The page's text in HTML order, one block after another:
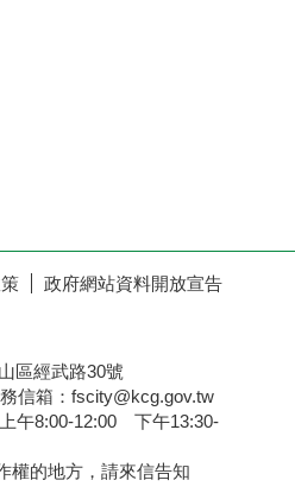
政府網站資料開放宣告
區經武路30號
箱：fscity@kcg.gov.tw
午8:00-12:00 下午13:30-
權的地方，請來信告知